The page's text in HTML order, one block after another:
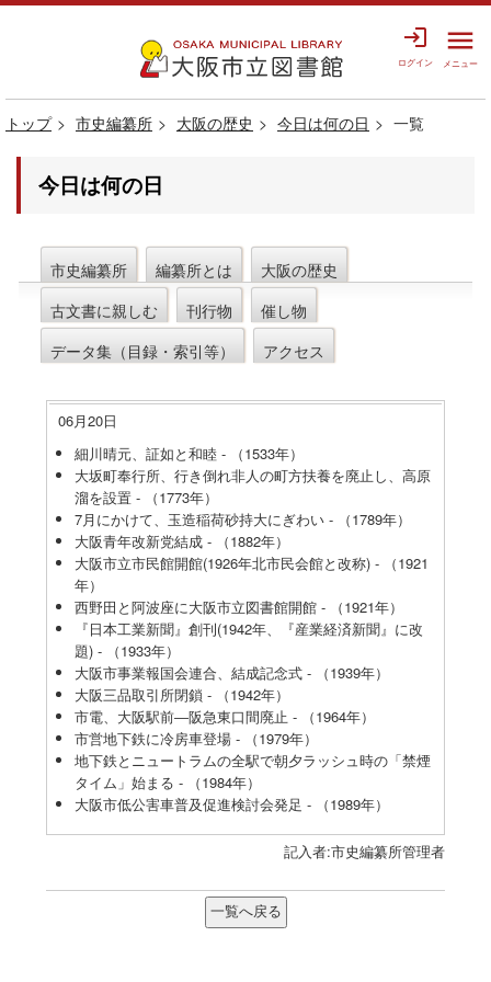
login
ログイン
menu
メニュー
トップ 市史編纂所 大阪の歴史 今日は何の日 一覧
今日は何の日
市史編纂所 編纂所とは
大阪の歴史
古文書に親しむ
刊行物
催し物
データ集（目録・索引等）
アクセス
06月20日
細川晴元、証如と和睦 - （1533年）
大坂町奉行所、行き倒れ非人の町方扶養を廃止し、高原
溜を設置 - （1773年）
7月にかけて、玉造稲荷砂持大にぎわい - （1789年）
大阪青年改新党結成 - （1882年）
大阪市立市民館開館(1926年北市民会館と改称) - （1921
年）
西野田と阿波座に大阪市立図書館開館 - （1921年）
『日本工業新聞』創刊(1942年、『産業経済新聞』に改
題) - （1933年）
大阪市事業報国会連合、結成記念式 - （1939年）
大阪三品取引所閉鎖 - （1942年）
市電、大阪駅前―阪急東口間廃止 - （1964年）
市営地下鉄に冷房車登場 - （1979年）
地下鉄とニュートラムの全駅で朝夕ラッシュ時の「禁煙
タイム」始まる - （1984年）
大阪市低公害車普及促進検討会発足 - （1989年）
記入者:市史編纂所管理者